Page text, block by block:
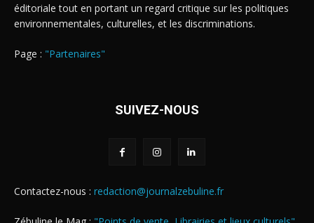
éditoriale tout en portant un regard critique sur les politiques
environnementales, culturelles, et les discriminations.
Page : "Partenaires"
SUIVEZ-NOUS
Contactez-nous : redaction@journalzebuline.fr